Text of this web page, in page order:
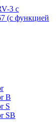
3 с
(с функцией
B
S
SB